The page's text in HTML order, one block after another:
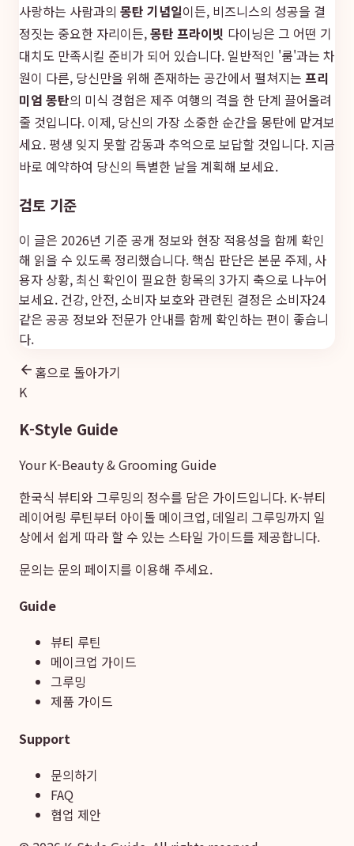
사랑하는 사람과의 몽탄 기념일이든, 비즈니스의 성공을 결
정짓는 중요한 자리이든,몽탄 프라이빗 다이닝은 그 어떤 기
대치도 만족시킬 준비가 되어 있습니다. 일반적인 '룸'과는 차
원이 다른, 당신만을 위해 존재하는 공간에서 펼쳐지는 프리
미엄 몽탄의 미식 경험은 제주 여행의 격을 한 단계 끌어올려
줄 것입니다. 이제, 당신의 가장 소중한 순간을 몽탄에 맡겨보
세요. 평생 잊지 못할 감동과 추억으로 보답할 것입니다. 지금
바로 예약하여 당신의 특별한 날을 계획해 보세요.
검토 기준
이 글은 2026년 기준 공개 정보와 현장 적용성을 함께 확인
해 읽을 수 있도록 정리했습니다. 핵심 판단은 본문 주제, 사
용자 상황, 최신 확인이 필요한 항목의 3가지 축으로 나누어
보세요. 건강, 안전, 소비자 보호와 관련된 결정은 소비자24
같은 공공 정보와 전문가 안내를 함께 확인하는 편이 좋습니
다.
홈으로 돌아가기
K
K-Style Guide
Your K-Beauty & Grooming Guide
한국식 뷰티와 그루밍의 정수를 담은 가이드입니다. K-뷰티
레이어링 루틴부터 아이돌 메이크업, 데일리 그루밍까지 일
상에서 쉽게 따라 할 수 있는 스타일 가이드를 제공합니다.
문의는 문의 페이지를 이용해 주세요.
Guide
뷰티 루틴
메이크업 가이드
그루밍
제품 가이드
Support
문의하기
FAQ
협업 제안